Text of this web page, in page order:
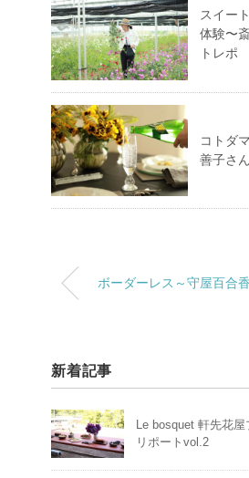
スイー
体験〜
トレポ
コトダ
善子さん
ボーダーレス～守屋百合
新着記事
Le bosquet 軒先花
リポートvol.2